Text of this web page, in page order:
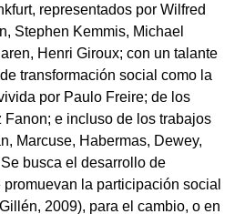
representados por Wilfred
Stephen Kemmis, Michael
Henri Giroux; con un talante
transformación social como la
por Paulo Freire; de los
Fanon; e incluso de los trabajos
Marcuse, Habermas, Dewey,
busca el desarrollo de
la participación social
2009), para el cambio, o en